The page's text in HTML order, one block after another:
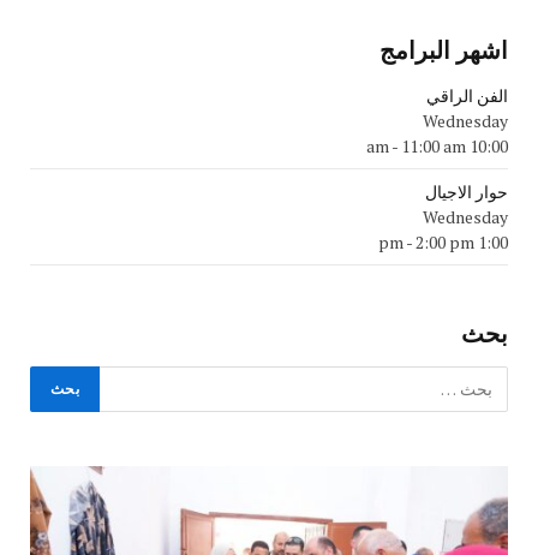
اشهر البرامج
الفن الراقي
Wednesday
10:00 am
- 11:00 am
حوار الاجيال
Wednesday
1:00 pm
-2:00 pm
بحث